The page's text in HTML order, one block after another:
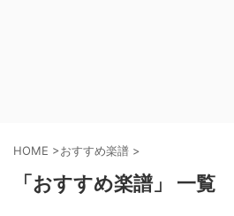
HOME >おすすめ楽譜 >
「おすすめ楽譜」 一覧